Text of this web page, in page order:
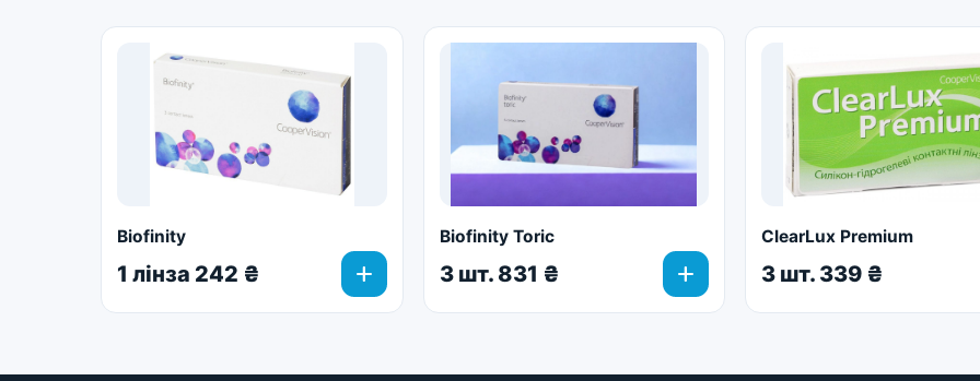
Biofinity
1 лінза 242 ₴ add
Biofinity Toric
3 шт. 831 ₴ add
ClearLux Premium
3 шт. 339 ₴